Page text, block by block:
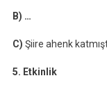
B) …
C) Şiire ahenk
5. Etkinlik